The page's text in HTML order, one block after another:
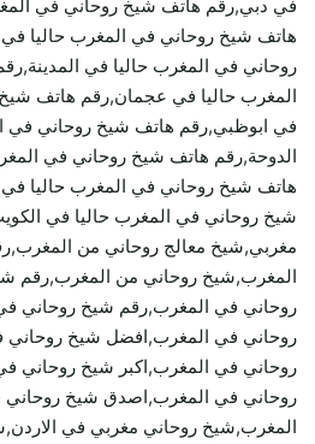
في دبي,رقم هاتف شيخ روحاني في
هاتف شيخ روحاني في المغرب حاليا
روحاني في المغرب حاليا في
المغرب حاليا في عجمان,رقم هاتف
في ابوظبي,رقم هاتف شيخ روحاني في
الدوحة,رقم هاتف شيخ روحاني في
هاتف شيخ روحاني في المغرب حاليا
شيخ روحاني في المغرب حاليا في
مغربي,شيخ معالج روحاني من
المغرب,شيخ روحاني من المغرب,رقم
روحاني في المغرب,رقم شيخ روحاني
روحاني في المغرب,افضل شيخ
روحاني في المغرب,اكبر شيخ روحاني
روحاني في المغرب,اصدق شيخ
المغرب,شيخ روحاني مغربي في